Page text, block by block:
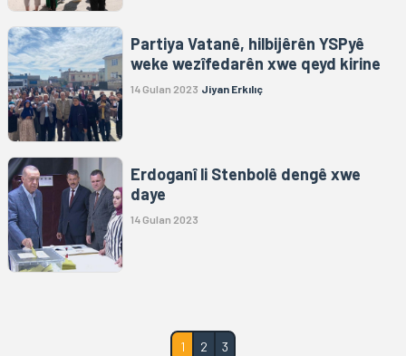
Partiya Vatanê, hilbijêrên YSPyê
weke wezîfedarên xwe qeyd kirine
14 Gulan 2023 Jiyan Erkılıç
Erdoganî li Stenbolê dengê xwe
daye
14 Gulan 2023
1 2 3